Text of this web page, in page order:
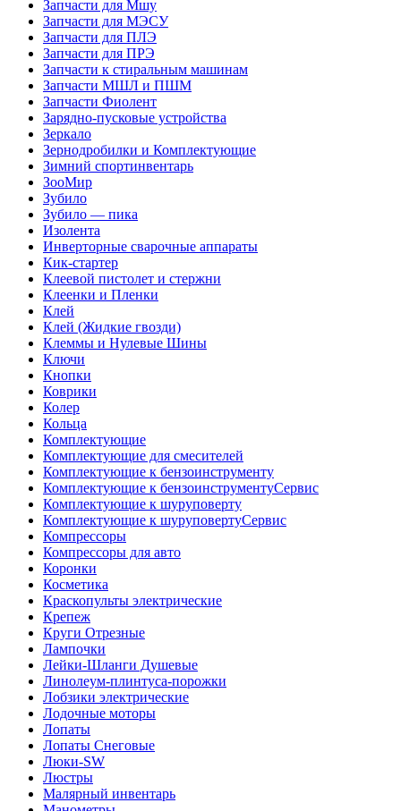
Запчасти для Мшу
Запчасти для МЭСУ
Запчасти для ПЛЭ
Запчасти для ПРЭ
Запчасти к стиральным машинам
Запчасти МШЛ и ПШМ
Запчасти Фиолент
Зарядно-пусковые устройства
Зеркало
Зернодробилки и Комплектующие
Зимний спортинвентарь
ЗооМир
Зубило
Зубило — пика
Изолента
Инверторные сварочные аппараты
Кик-стартер
Клеевой пистолет и стержни
Клеенки и Пленки
Клей
Клей (Жидкие гвозди)
Клеммы и Нулевые Шины
Ключи
Кнопки
Коврики
Колер
Кольца
Комплектующие
Комплектующие для смесителей
Комплектующие к бензоинструменту
Комплектующие к бензоинструментуСервис
Комплектующие к шуруповерту
Комплектующие к шуруповертуСервис
Компрессоры
Компрессоры для авто
Коронки
Косметика
Краскопульты электрические
Крепеж
Круги Отрезные
Лампочки
Лейки-Шланги Душевые
Линолеум-плинтуса-порожки
Лобзики электрические
Лодочные моторы
Лопаты
Лопаты Снеговые
Люки-SW
Люстры
Малярный инвентарь